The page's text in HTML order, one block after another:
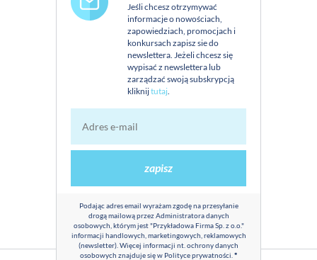
Jeśli chcesz otrzymywać
informacje o nowościach,
zapowiedziach, promocjach i
konkursach zapisz sie do
newslettera. Jeżeli chcesz się
wypisać z newslettera lub
zarządzać swoją subskrypcją
kliknijtutaj
zapisz
Podając adres email wyrażam zgodę na przesyłanie
drogą mailową przez Administratora danych
osobowych, którym jest "Przykładowa Firma Sp. z o.o."
informacji handlowych, marketingowych, reklamowych
(newsletter). Więcej informacji nt. ochrony danych
osobowych znajduje się w Polityce prywatności *